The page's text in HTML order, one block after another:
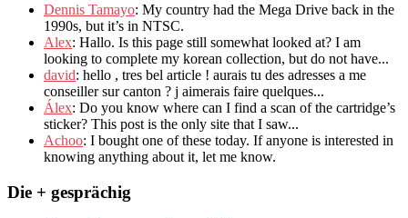
Dennis Tamayo: My country had the Mega Drive back in the
1990s, but it’s in NTSC.
Alex: Hallo. Is this page still somewhat looked at? I am
looking to complete my korean collection, but do not have...
david: hello , tres bel article ! aurais tu des adresses a me
conseiller sur canton ? j aimerais faire quelques...
Álex: Do you know where can I find a scan of the cartridge’s
sticker? This post is the only site that I saw...
Achoo: I bought one of these today. If anyone is interested in
knowing anything about it, let me know.
Die + gesprächig